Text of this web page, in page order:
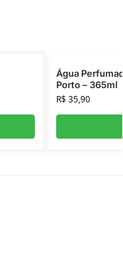
Água
Porto – 365ml
R$35,90